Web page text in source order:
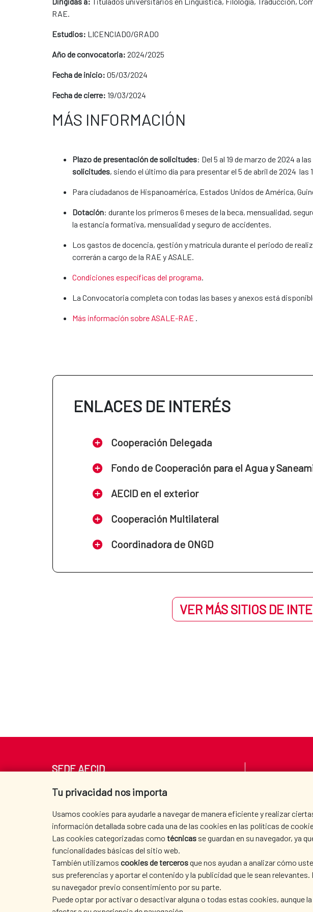
RAE.
Estudios: LICENCIADO/GRADO
Año de convocatoria: 2024/2025
Fecha de inicio: 05/03/2024
Fecha de cierre: 19/03/2024
MÁS INFORMACIÓN
Plazo de presentación de solicitudes: Del 5 al 19 de marzo de 2024 a
solicitudes, siendo el último día para presentar el 5 de abril de 2024
Para ciudadanos de Hispanoamérica, Estados Unidos de América,
Dotación: durante los primeros 6 meses de la beca, mensualidad,
la estancia formativa, mensualidad y seguro de accidentes.
Los gastos de docencia, gestión y matrícula durante el periodo de
correrán a cargo de la RAE y ASALE.
Condiciones específicas del programa
La Convocatoria completa con todas las bases y anexos está
Más información sobre ASALE-RAE
ENLACES DE INTERÉS
Cooperación Delegada
Fondo de Cooperación para el Agua y
AECID en el exterior
Cooperación Multilateral
Coordinadora de ONGD
VER MÁS SITIOS DE
Tu privacidad nos importa
Usamos cookies para ayudarle a navegar de manera eficiente y realizar
información detallada sobre cada una de las cookies en las políticas de
Las cookies categorizadas como técnicas se guardan en su navegador, ya
funcionalidades básicas del sitio web.
También utilizamos cookies de tercerosque nos ayudan a analizar cómo
sus preferencias y aportar el contenido y la publicidad que le sean
su navegador previo consentimiento por su parte.
Puede optar por activar o desactivar alguna o todas estas cookies, aunque
SEDE AECID
Av. Reyes Católicos 4 - 28040 Madrid
Tel. +34 900 20 30 54​​​​​​​
centro.informacion@aecid.es
SALA DE